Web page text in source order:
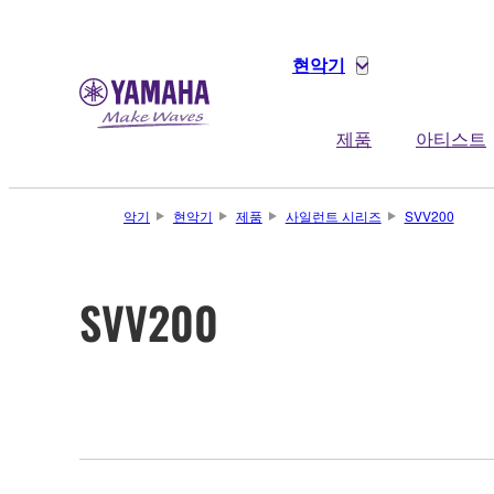
현악기
제품 아티스트
악기 현악기 제품 사일런트 시리즈 SVV200
SVV200